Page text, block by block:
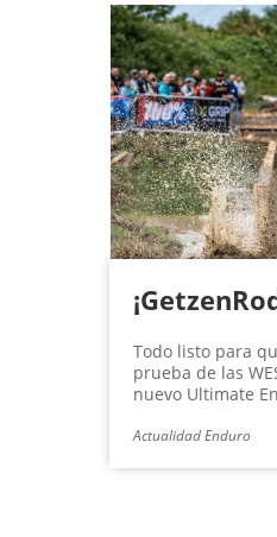
Todo listo para
prueba de las
nuevo Ultimate
Actualidad Enduro